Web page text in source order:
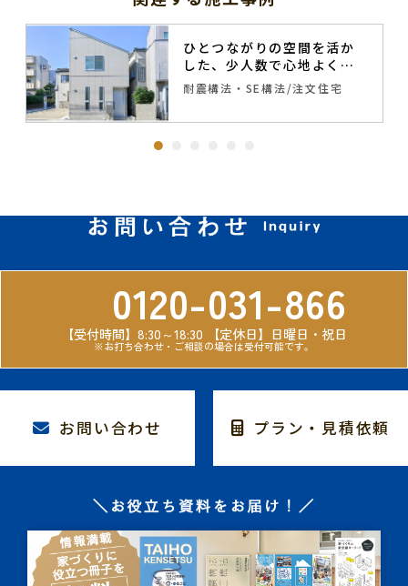
ひとつながりの空間を活か
した、少人数で心地よく暮
らせる住まい
耐震構法・SE構法 注文住宅
0120-031-866
【受付時間】8:30～18:30 【定休日】日曜日・祝日
※お打ち合わせ・ご相談の場合は受付可能です。
お問い合わせ プラン・見積依頼